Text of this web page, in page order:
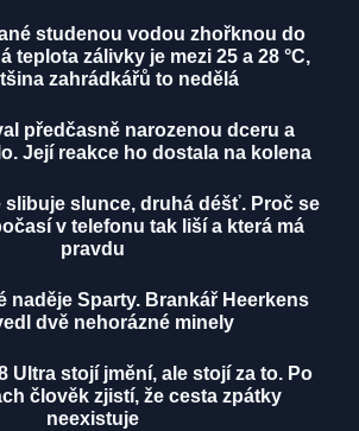
studenou vodou zhořknou do
teplota zálivky je mezi 25 a 28 °C,
zahrádkářů to nedělá
předčasně narozenou dceru a
Její reakce ho dostala na kolena
slibuje slunce, druhá déšť. Proč se
v telefonu tak liší a která má
pravdu
naděje Sparty. Brankář Heerkens
dvě nehorázné minely
Ultra stojí jmění, ale stojí za to. Po
člověk zjistí, že cesta zpátky
neexistuje